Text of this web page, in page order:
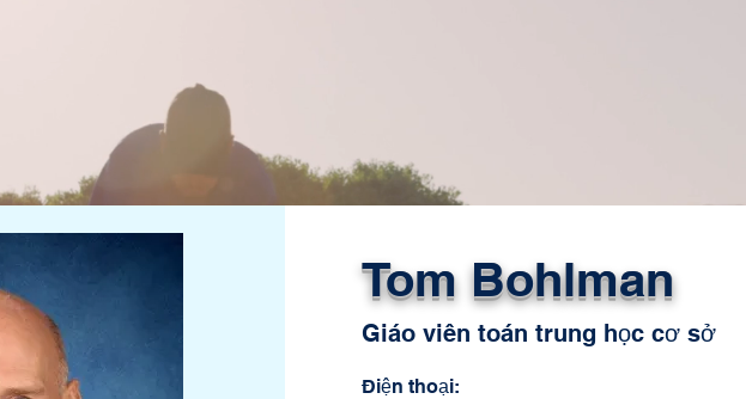
Tom Bohlman
Giáo viên toán trung học cơ sở
Điện thoại: